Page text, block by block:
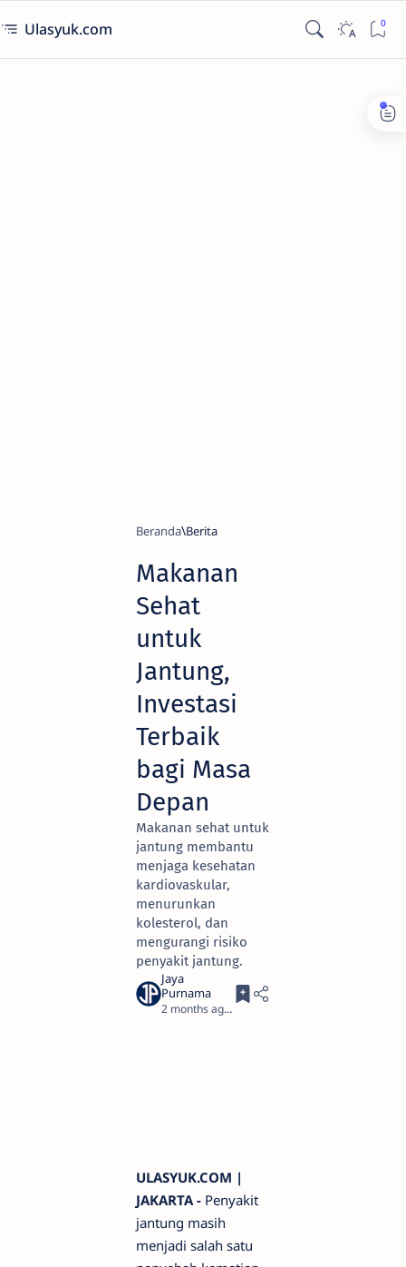
Ulasyuk.com
Beranda Berita
Makanan
Sehat
untuk
Jantung,
Investasi
Terbaik
bagi Masa
Depan
Makanan sehat untuk
jantung membantu
menjaga kesehatan
kardiovaskular,
menurunkan
kolesterol, dan
mengurangi risiko
penyakit jantung.
2 months ago
ULASYUK.COM |
JAKARTA - Penyakit
jantung masih
menjadi salah satu